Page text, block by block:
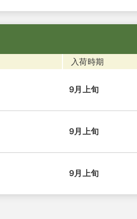
入荷時期
9月上旬
9月上旬
9月上旬